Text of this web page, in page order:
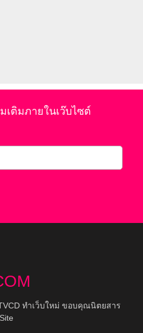
เติมภายในเว๊บไซต์
ทำเว็บใหม่ ขอบคุณนิตยสาร